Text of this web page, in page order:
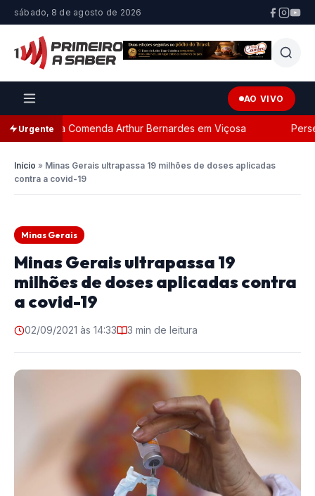
sábado, 8 de agosto de 2026
AO VIVO
Urgente
com a Comenda Arthur Bernardes em Viçosa
Início » Minas Gerais ultrapassa 19 milhões de doses aplicadas
contra a covid-19
Minas Gerais
Minas Gerais ultrapassa 19
milhões de doses aplicadas contra
a covid-19
02/09/2021 às 14:33 3 min de leitura